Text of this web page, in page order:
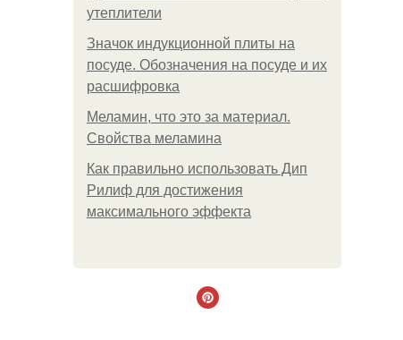
утеплители
Значок индукционной плиты на
посуде. Обозначения на посуде и их
расшифровка
Меламин, что это за материал.
Свойства меламина
Как правильно использовать Дип
Рилиф для достижения
максимального эффекта